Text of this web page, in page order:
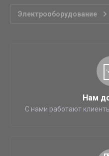
Электрооборудование
Нам
С нами работают